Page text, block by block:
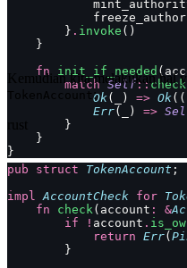
        }
. invoke ()
    }
    fn
init_if_needed
        match
Self:: check
            Ok
(_) => Ok
            Err
(_) =>
        }
    }
}
Kemudian kita melakukan hal
TokenAccount:
rust
pub struct TokenAccount ;
impl
AccountCheck for
    fn
check (account : &
        if
! account .
            return
Err(
        }